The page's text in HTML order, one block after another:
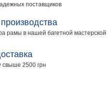
поставщиков
рамы в нашей багетной мастерской
свыше 2500 грн